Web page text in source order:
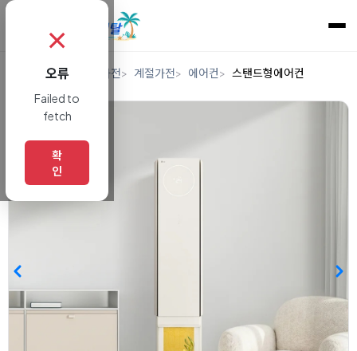
렌탈 디지털/가전 계절가전 에어컨 스탠드형에어컨
✗
오류
Failed to
fetch
확
인